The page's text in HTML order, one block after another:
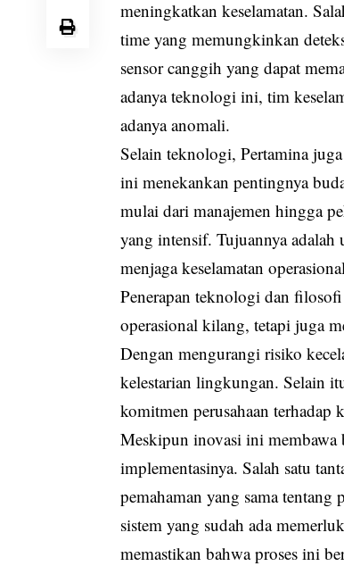
meningkatkan keselamatan.
time yang memungkinkan
sensor canggih yang dapat
adanya teknologi ini, tim
adanya anomali.
Selain teknologi, Pertamina
ini menekankan pentingnya
mulai dari manajemen hingga
yang intensif. Tujuannya adalah
menjaga keselamatan
Penerapan teknologi dan
operasional kilang, tetapi juga
Dengan mengurangi risiko
kelestarian lingkungan. Selain
komitmen perusahaan terhadap
Meskipun inovasi ini membawa
implementasinya. Salah satu
pemahaman yang sama
sistem yang sudah ada
memastikan bahwa proses ini